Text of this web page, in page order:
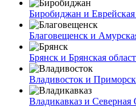
Биробиджан и
Благовещенск и
Брянск и Брянская
Владивосток и
Владикавказ и Северная